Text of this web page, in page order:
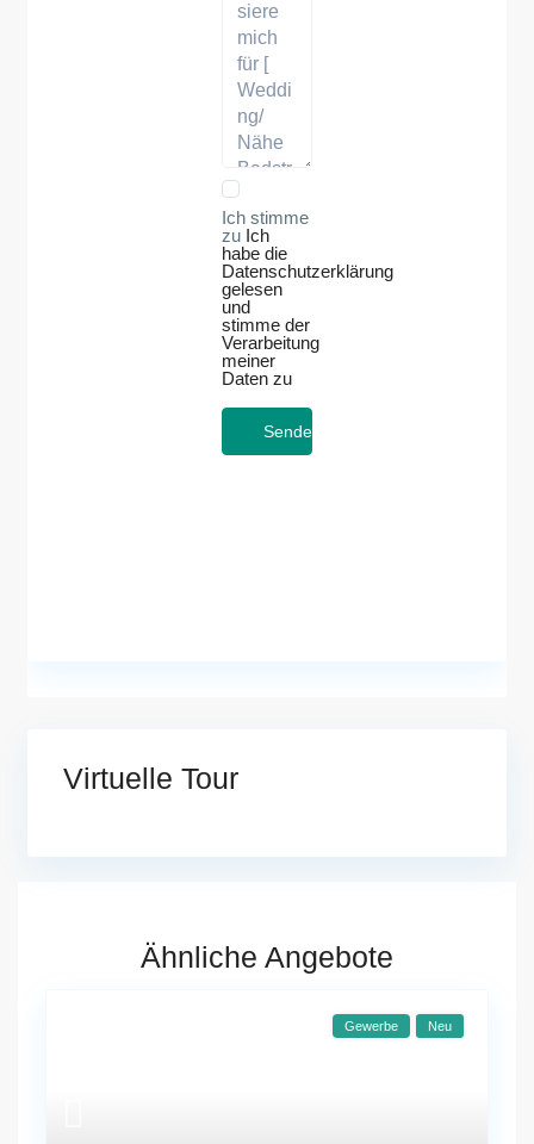
Ich stimme
zu Ich
habe die
Datenschutzerklärung
gelesen
und
stimme der
Verarbeitung
meiner
Daten zu
Virtuelle Tour
Ähnliche Angebote
Gewerbe Neu